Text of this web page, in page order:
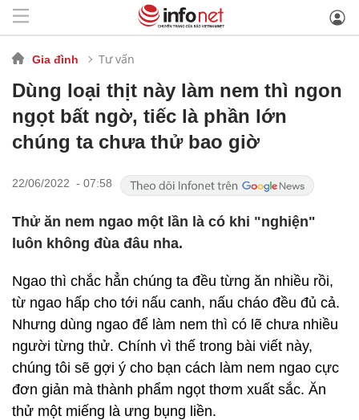
Gia đình Tư vấn
Dùng loại thịt này làm nem thì ngon
ngọt bất ngờ, tiếc là phần lớn
chúng ta chưa thử bao giờ
22/06/2022 - 07:58
Thử ăn nem ngao một lần là có khi "nghiện"
luôn không đùa đâu nha.
Ngao thì chắc hẳn chúng ta đều từng ăn nhiều rồi,
từ ngao hấp cho tới nấu canh, nấu cháo đều đủ cả.
Nhưng dùng ngao để làm nem thì có lẽ chưa nhiều
người từng thử. Chính vì thế trong bài viết này,
chúng tôi sẽ gợi ý cho bạn cách làm nem ngao cực
đơn giản mà thành phẩm ngọt thơm xuất sắc. Ăn
thử một miếng là ưng bụng liền.